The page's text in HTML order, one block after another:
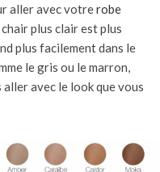
aller avec votrerobe
plus clair est plus
plus facilement dans le
le gris ou le marron,
avec le look que vous